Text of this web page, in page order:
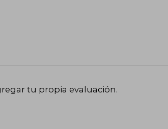
tu propia evaluación.